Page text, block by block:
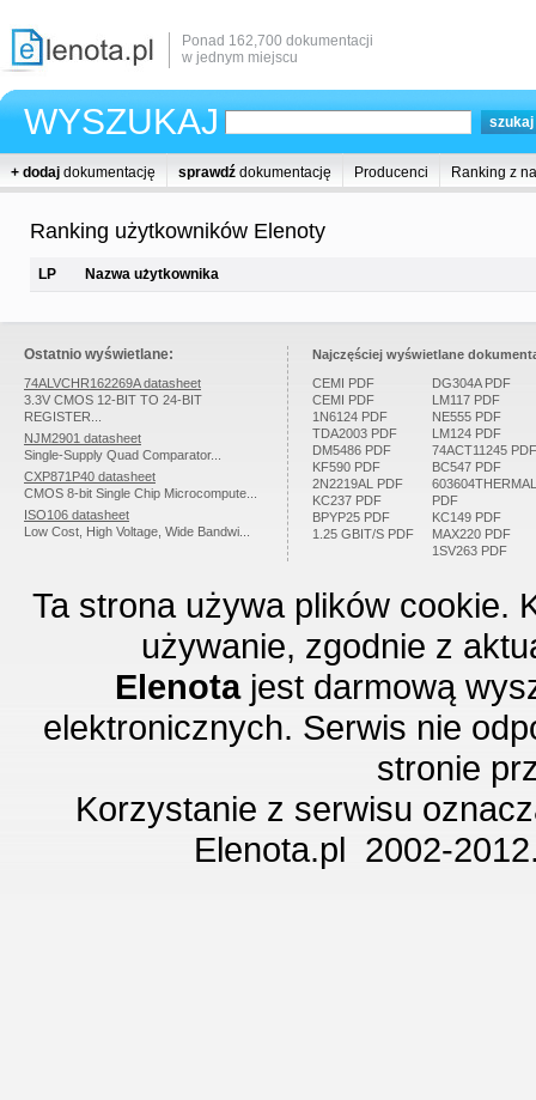
Ponad 162,700 dokumentacji
w jednym miejscu
WYSZUKAJ
+ dodaj dokumentację sprawdź dokumentację Producenci Ranking z
Ranking użytkowników Elenoty
LP Nazwa użytkownika
Ostatnio wyświetlane:
74ALVCHR162269A datasheet
3.3V CMOS 12-BIT TO 24-BIT
REGISTER...
NJM2901 datasheet
Single-Supply Quad Comparator...
CXP871P40 datasheet
CMOS 8-bit Single Chip Microcompute...
ISO106 datasheet
Low Cost, High Voltage, Wide Bandwi...
Najczęściej wyświetlane
CEMI PDF
CEMI PDF
1N6124 PDF
TDA2003 PDF
DM5486 PDF
KF590 PDF
2N2219AL PDF
KC237 PDF
BPYP25 PDF
1.25 GBIT/S PDF
DG304A PDF
LM117 PDF
NE555 PDF
LM124 PDF
74ACT11245 PDF
BC547 PDF
603604THERMAL
PDF
KC149 PDF
MAX220 PDF
1SV263 PDF
Ta strona używa plików cookie.
używanie, zgodnie z
Elenotajest darmową
elektronicznych. Serwis nie
stronie
Korzystanie z serwisu
Elenota.pl 2002-